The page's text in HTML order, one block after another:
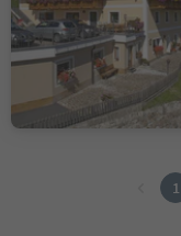
1